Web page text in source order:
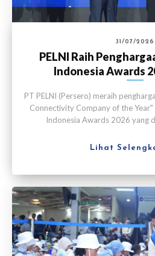
31/07/2026
PELNI Raih
Indonesia Awards
Konektivitas
PT PELNI (Persero) meraih
Connectivity Company of the
Indonesia Awards 2026 yang
Lihat